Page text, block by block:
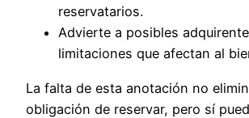
reservatarios.
Advierte a posibles
limitaciones que afectan al
La falta de esta anotación no
obligación de reservar, pero sí